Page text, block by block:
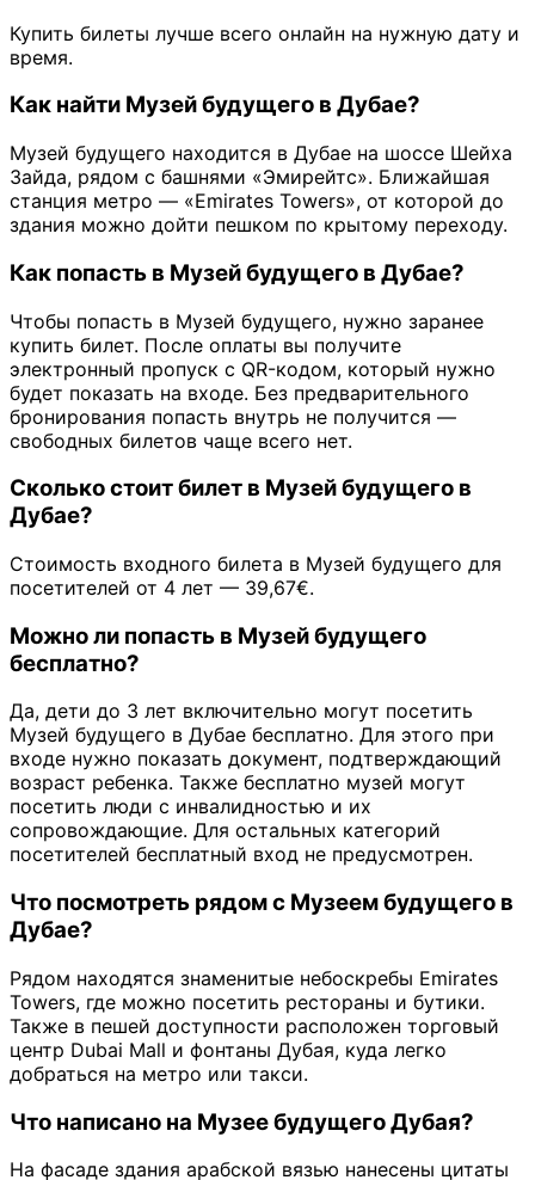
Купить билеты лучше всего онлайн на нужную дату и
время.
Как найти Музей будущего в Дубае?
Музей будущего находится в Дубае на шоссе Шейха
Зайда, рядом с башнями «Эмирейтс». Ближайшая
станция метро — «Emirates Towers», от которой до
здания можно дойти пешком по крытому переходу.
Как попасть в Музей будущего в Дубае?
Чтобы попасть в Музей будущего, нужно заранее
купить билет. После оплаты вы получите
электронный пропуск с QR-кодом, который нужно
будет показать на входе. Без предварительного
бронирования попасть внутрь не получится —
свободных билетов чаще всего нет.
Сколько стоит билет в Музей будущего в
Дубае?
Стоимость входного билета в Музей будущего для
посетителей от 4 лет — 39,67€.
Можно ли попасть в Музей будущего
бесплатно?
Да, дети до 3 лет включительно могут посетить
Музей будущего в Дубае бесплатно. Для этого при
входе нужно показать документ, подтверждающий
возраст ребенка. Также бесплатно музей могут
посетить люди с инвалидностью и их
сопровождающие. Для остальных категорий
посетителей бесплатный вход не предусмотрен.
Что посмотреть рядом с Музеем будущего в
Дубае?
Рядом находятся знаменитые небоскребы Emirates
Towers, где можно посетить рестораны и бутики.
Также в пешей доступности расположен торговый
центр Dubai Mall и фонтаны Дубая, куда легко
добраться на метро или такси.
Что написано на Музее будущего Дубая?
На фасаде здания арабской вязью нанесены цитаты